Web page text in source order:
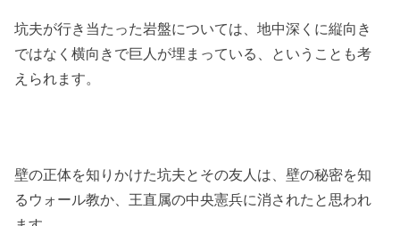
坑夫が行き当たった岩盤については、地中深くに縦向き
ではなく横向きで巨人が埋まっている、ということも考
えられます。
壁の正体を知りかけた坑夫とその友人は、壁の秘密を知
るウォール教か、王直属の中央憲兵に消されたと思われ